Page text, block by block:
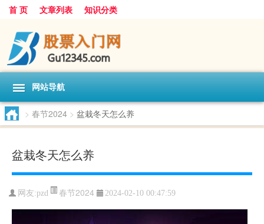
首 页 文章列表 知识分类
网站导航
> 春节2024 > 盆栽冬天怎么养
盆栽冬天怎么养
网友:pzd 春节2024 2024-02-10 00:47:59